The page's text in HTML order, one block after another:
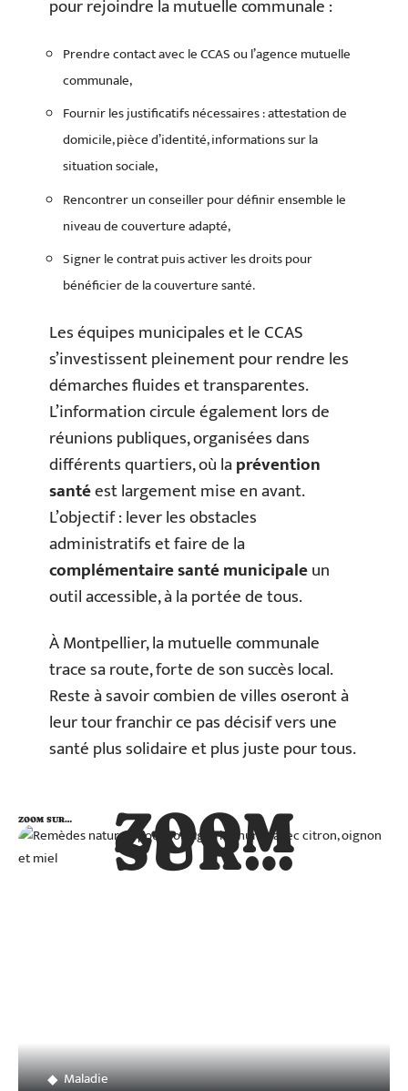
pour rejoindre la mutuelle communale :
Prendre contact avec le CCAS ou l’agence mutuelle
communale,
Fournir les justificatifs nécessaires : attestation de
domicile, pièce d’identité, informations sur la
situation sociale,
Rencontrer un conseiller pour définir ensemble le
niveau de couverture adapté,
Signer le contrat puis activer les droits pour
bénéficier de la couverture santé.
Les équipes municipales et le CCAS
s’investissent pleinement pour rendre les
démarches fluides et transparentes.
L’information circule également lors de
réunions publiques, organisées dans
différents quartiers, où laprévention
santéest largement mise en avant.
L’objectif : lever les obstacles
administratifs et faire de la
complémentaire santé municipaleun
outil accessible, à la portée de tous.
À Montpellier, la mutuelle communale
trace sa route, forte de son succès local.
Reste à savoir combien de villes oseront à
leur tour franchir ce pas décisif vers une
santé plus solidaire et plus juste pour tous.
ZOOM
SUR…
ZOOM SUR…
Maladie